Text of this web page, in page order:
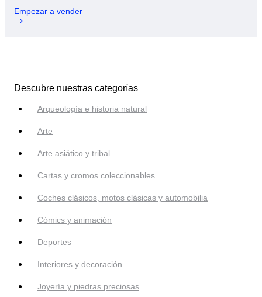
Empezar a vender
Descubre nuestras categorías
Arqueología e historia natural
Arte
Arte asiático y tribal
Cartas y cromos coleccionables
Coches clásicos, motos clásicas y automobilia
Cómics y animación
Deportes
Interiores y decoración
Joyería y piedras preciosas